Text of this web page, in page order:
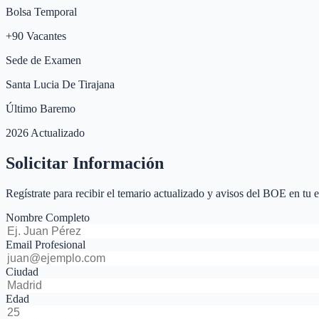
Bolsa Temporal
+90 Vacantes
Sede de Examen
Santa Lucia De Tirajana
Último Baremo
2026 Actualizado
Solicitar Información
Regístrate para recibir el temario actualizado y avisos del BOE en tu
Nombre Completo
Email Profesional
Ciudad
Edad